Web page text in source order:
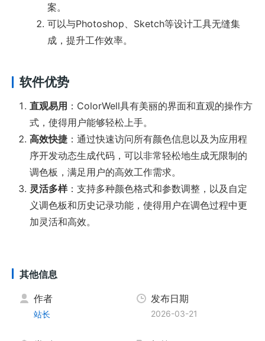
案。
可以与Photoshop、Sketch等设计工具无缝集
成，提升工作效率。
软件优势
直观易用 ：ColorWell具有美丽的界面和直观的操作方
式，使得用户能够轻松上手。
高效快捷 ：通过快速访问所有颜色信息以及为应用程
序开发动态生成代码，可以非常轻松地生成无限制的
调色板，满足用户的高效工作需求。
灵活多样：支持多种颜色格式和参数调整，以及自定
义调色板和历史记录功能，使得用户在调色过程中更
加灵活和高效。
其他信息
作者
站长
发布日期
2026-03-21